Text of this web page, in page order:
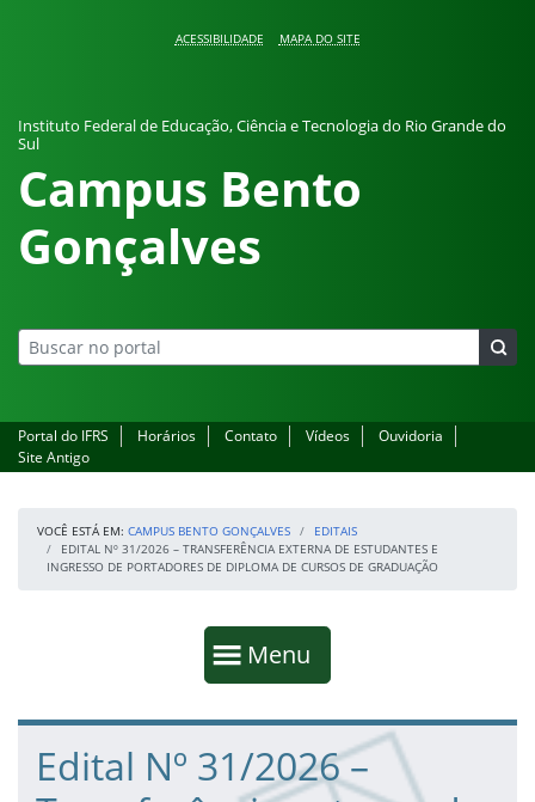
ACESSIBILIDADE MAPA DO SITE
Instituto Federal de Educação, Ciência e Tecnologia do Rio Grande do
Sul
Campus Bento
Gonçalves
Portal do IFRS Horários Contato Vídeos
Ouvidoria
Site Antigo
VOCÊ ESTÁ EM: CAMPUS BENTO GONÇALVES
EDITAIS
EDITAL Nº 31/2026 – TRANSFERÊNCIA EXTERNA DE ESTUDANTES E
INGRESSO DE PORTADORES DE DIPLOMA DE CURSOS DE GRADUAÇÃO
Mostrar
Menu
Fim da navegação
Início do conteúdo
Edital Nº 31/2026 –